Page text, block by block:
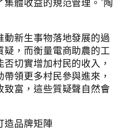
集體收益的規范管理。”陶
動新生事物落地發展的過
疑，而衡量電商助農的工
切實增加村民的收入，
領更多村民參與進來，
致富，這些質疑聲自然會
造品牌矩陣